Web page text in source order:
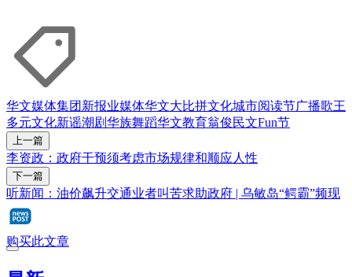
华文媒体集团 新报业媒体华文大比拼文化城市阅读节广播歌王
多元文化新谣潮剧华族舞蹈华文教育翁俊民文Fun节
上一篇
李资政：政府干预须考虑市场规律和顺应人性
下一篇
听新闻：油价飙升交通业者叫苦求助政府 | 乌敏岛“鳄霸”频现
购买此文章